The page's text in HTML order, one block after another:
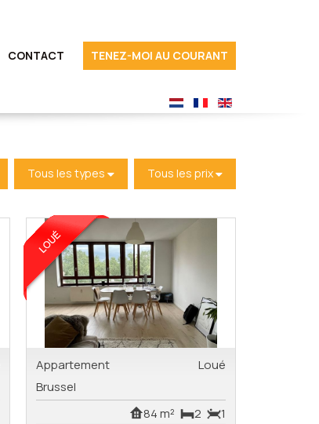
CONTACT TENEZ-MOI AU COURANT
Tous les types Tous les prix
Appartement
Loué
Brussel
1
2
84 m²